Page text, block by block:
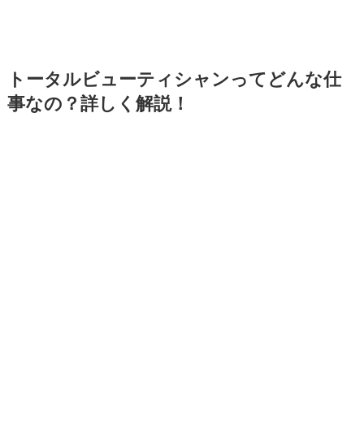
トータルビューティシャンってどんな仕
事なの？詳しく解説！